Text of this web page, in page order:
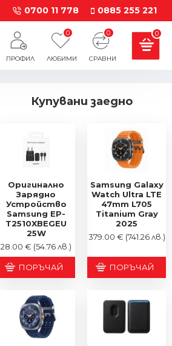
0700 11 778 0885 255 221
ПРОФИЛ ЛЮБИМИ
0
СРАВНИ
0 0
Купувани заедно
Оригинално
Зарядно
Устройство
Samsung EP-
T2510XBEGEU
25W
28.00 € (54.76 лв.)
ПОРЪЧАЙ
Samsung Galaxy
Watch Ultra LTE
47mm L705
Titanium Gray
2025
379.00 € (741.26 лв.)
ПОРЪЧАЙ